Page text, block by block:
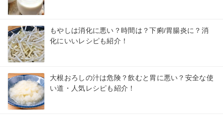
もやしは消化に悪い？時間は？下痢/胃腸炎に？消
化にいいレシピも紹介！
大根おろしの汁は危険？飲むと胃に悪い？安全な使
い道・人気レシピも紹介！